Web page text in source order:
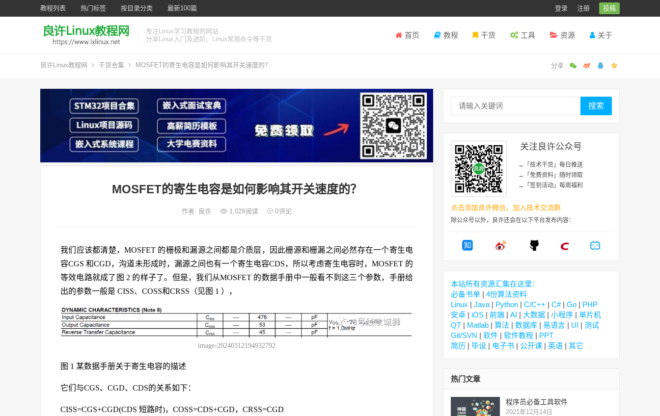
教程列表 热门标签 按目录分类 最新100篇 登录 注册 投稿
专注Linux学习教程的网站
分享Linux入门及进阶、Linux常用命令等干货
首页 教程 干货 工具 资源 关于
良许Linux教程网 干货合集 MOSFET的寄生电容是如何影响其开关速度的？
MOSFET的寄生电容是如何影响其开关速度的？
作者: 良许 1,029阅读 0评论
我们应该都清楚，MOSFET 的栅极和漏源之间都是介质层，因此栅源和栅漏之间必然存在一个寄生电
容CGS 和CGD，沟道未形成时，漏源之间也有一个寄生电容CDS，所以考虑寄生电容时，MOSFET 的
等效电路就成了图 2 的样子了。但是，我们从MOSFET 的数据手册中一般看不到这三个参数，手册给
出的参数一般是 CISS、COSS和CRSS（见图 1 ），
image-20240312194932792
图 1 某数据手册关于寄生电容的描述
它们与CGS、CGD、CDS的关系如下：
CISS=CGS+CGD(CDS 短路时)，COSS=CDS+CGD，CRSS=CGD
搜索
关注良许公众号
→「技术干货」每日推送
→「免费资料」随时领取
→「签到活动」每周福利
点击添加良许微信，加入技术交流群
除公众号以外，良许还会在以下平台发布内容：
本站所有资源汇集在这里：
必备书单 | 4份算法资料
Linux | Java | Python | C/C++ | C#| Go | PHP
安卓 | iOS | 前端 | AI | 大数据 | 小程序 | 单片机
QT | Matlab | 算法 | 数据库 | 易语言 | UI | 测试
Git/SVN | 软件 | 软件教程 | PPT
简历 | 毕设 | 电子书 | 公开课 | 英语 | 其它
热门文章
程序员必备工具软件
2021年12月14日